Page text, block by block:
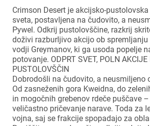
Crimson Desert je akcijsko-
sveta, postavljena na čudovito, a
Pywel. Odkrij pustolovščine, razkrij
doživi razburljivo akcijo ob
vodji Greymanov, ki ga usoda popelje
potovanje. ODPRT SVET, POLN AKCIJE
PUSTOLOVŠČIN
Dobrodošli na čudovito, a neusmiljeno
Od zasneženih gora Kweidna, do
in mogočnih grebenov rdeče puščave
veličastno pričevanje narave. Toda za
vojna, saj se frakcije spopadajo za